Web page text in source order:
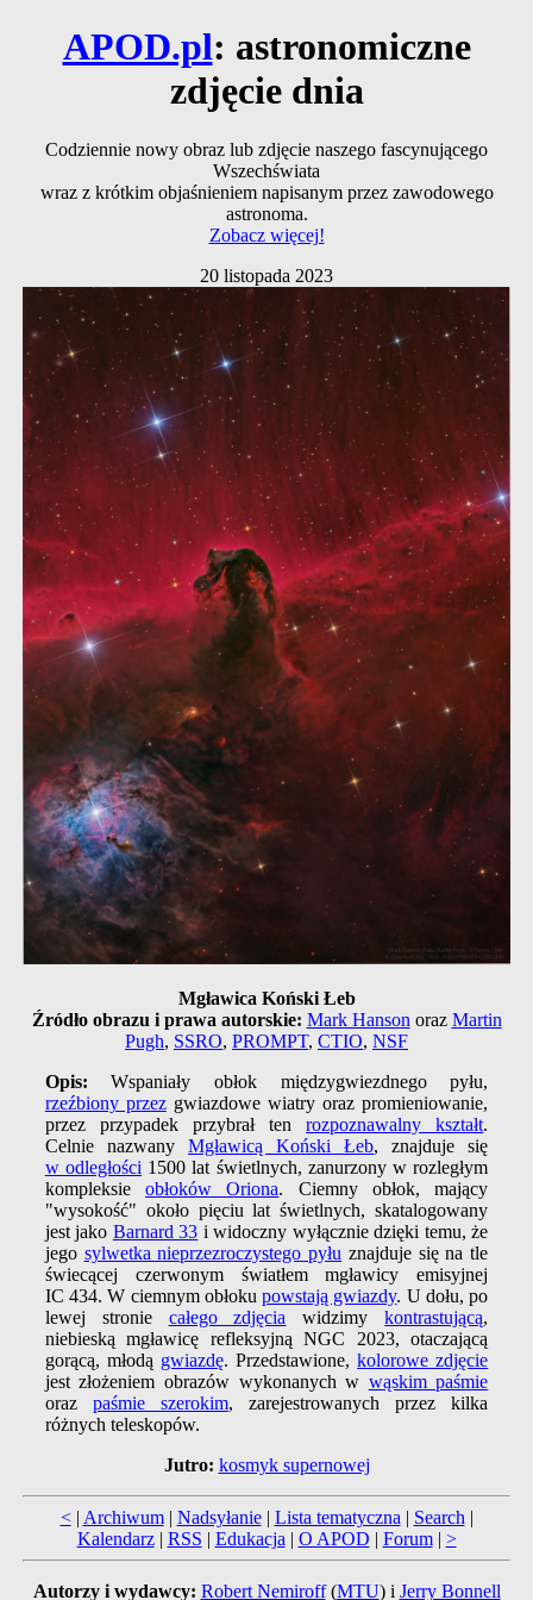
APOD.pl: astronomiczne
zdjęcie dnia
Codziennie nowy obraz lub zdjęcie naszego fascynującego
Wszechświata
wraz z krótkim objaśnieniem napisanym przez zawodowego
astronoma.
Zobacz więcej!
20 listopada 2023
Mgławica Koński Łeb
Źródło obrazu i prawa autorskie: Mark Hanson oraz Martin
Pugh, SSRO, PROMPT, CTIO, NSF
Opis:Wspaniały obłok międzygwiezdnego pyłu,
rzeźbiony przezgwiazdowe wiatry oraz promieniowanie,
przez przypadek przybrał tenrozpoznawalny kształt.
Celnie nazwany Mgławicą Koński Łeb, znajduje się
w odległości 1500 lat świetlnych, zanurzony w rozległym
kompleksieobłoków Oriona. Ciemny obłok, mający
"wysokość" około pięciu lat świetlnych, skatalogowany
jest jako Barnard 33 i widoczny wyłącznie dzięki temu, że
jego sylwetka nieprzezroczystego pyłu znajduje się na tle
świecącej czerwonym światłem mgławicy emisyjnej
IC 434. W ciemnym obłokupowstają gwiazdy. U dołu, po
lewej stronie całego zdjęcia widzimykontrastującą,
niebieską mgławicę refleksyjną NGC 2023, otaczającą
gorącą, młodą gwiazdę. Przedstawione,kolorowe zdjęcie
jest złożeniem obrazów wykonanych w wąskim paśmie
oraz paśmie szerokim, zarejestrowanych przez kilka
różnych teleskopów.
Jutro: kosmyk supernowej
<| Archiwum| Nadsyłanie| Lista tematyczna | Search |
Kalendarz| RSS | Edukacja | O APOD | Forum| >
Autorzy i wydawcy: Robert Nemiroff(MTU) i Jerry Bonnell